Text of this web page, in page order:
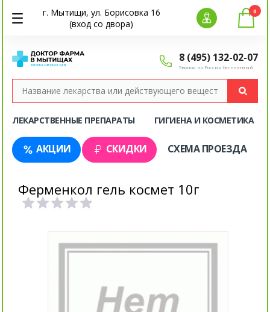
г. Мытищи, ул. Борисовка 16
(вход со двора)
8 (495) 132-02-07
Звонок по России бесплатный
0
ЛЕКАРСТВЕННЫЕ ПРЕПАРАТЫ ГИГИЕНА И КОСМЕТИКА
АКЦИИ СКИДКИ СХЕМА ПРОЕЗДА
Ферменкол гель космет 10г